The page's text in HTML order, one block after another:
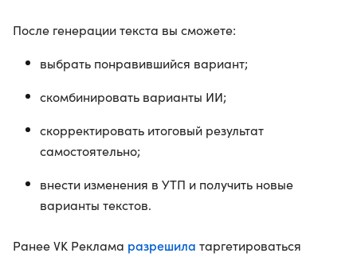
После генерации текста вы сможете:
выбрать понравившийся вариант;
скомбинировать варианты ИИ;
скорректировать итоговый результат
самостоятельно;
внести изменения в УТП и получить новые
варианты текстов.
Ранее VK Реклама разрешила таргетироваться